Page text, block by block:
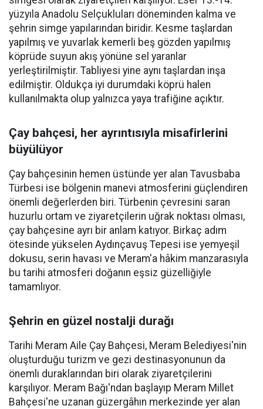
yüzyıla Anadolu Selçukluları döneminden kalma ve
şehrin simge yapılarından biridir. Kesme taşlardan
yapılmış ve yuvarlak kemerli beş gözden yapılmış
köprüde suyun akış yönüne sel yaranlar
yerleştirilmiştir. Tabliyesi yine aynı taşlardan inşa
edilmiştir. Oldukça iyi durumdaki köprü halen
kullanılmakta olup yalnızca yaya trafiğine açıktır.
Çay bahçesi, her ayrıntısıyla misafirlerini
büyülüyor
Çay bahçesinin hemen üstünde yer alan Tavusbaba
Türbesi ise bölgenin manevi atmosferini güçlendiren
önemli değerlerden biri. Türbenin çevresini saran
huzurlu ortam ve ziyaretçilerin uğrak noktası olması,
çay bahçesine ayrı bir anlam katıyor. Birkaç adım
ötesinde yükselen Aydınçavuş Tepesi ise yemyeşil
dokusu, serin havası ve Meram'a hâkim manzarasıyla
bu tarihi atmosferi doğanın eşsiz güzelliğiyle
tamamlıyor.
Şehrin en güzel nostalji durağı
Tarihi Meram Aile Çay Bahçesi, Meram Belediyesi'nin
oluşturduğu turizm ve gezi destinasyonunun da
önemli duraklarından biri olarak ziyaretçilerini
karşılıyor. Meram Bağı'ndan başlayıp Meram Millet
Bahçesi'ne uzanan güzergâhın merkezinde yer alan